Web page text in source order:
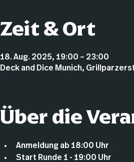
Zeit & Ort
18. Aug. 2025, 19:00 – 23:00
Deck and Dice Munich,
Über die
Anmeldung ab 18:00 Uhr
Start Runde 1 - 19:00 Uhr